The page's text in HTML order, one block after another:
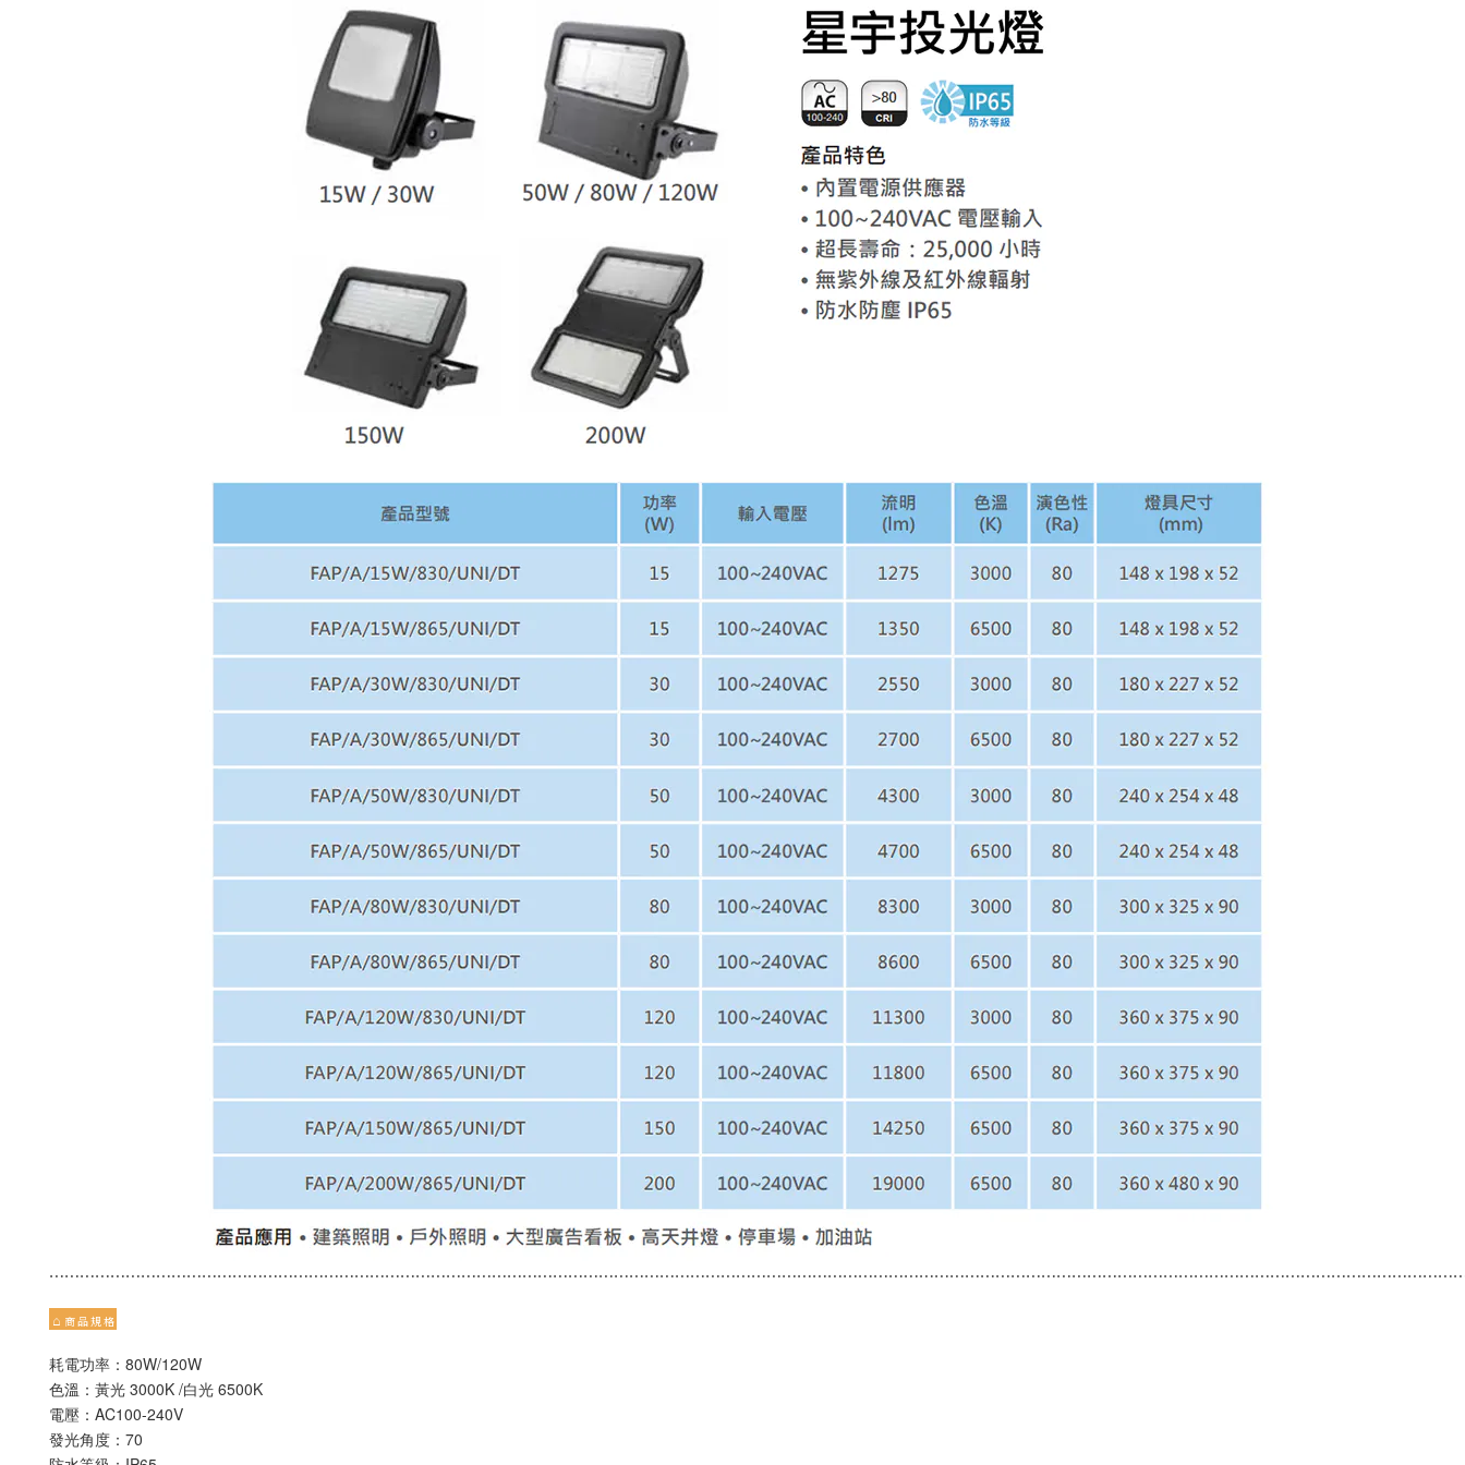
⌂ 商 品 規 格
耗電功率：80W/120W
色溫：黃光 3000K /白光 6500K
電壓：AC100-240V
發光角度：70